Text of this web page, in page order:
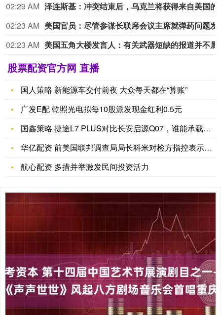
02:29 AM
02:23 AM
02:23 AM
股票配资官方网 直播
国人策略 新能源车交付前夜 大众每天都在“算账”
广发E配 乾照光电拟每10股派发现金红利0.5元
国鑫策略 捷途L7 PLUS对比长安启源Q07，谁能承载远方
华亿配资 前美国联邦调查局局长科米对检方指控表示不认罪
航心配资 多措并举激发民间投资活力